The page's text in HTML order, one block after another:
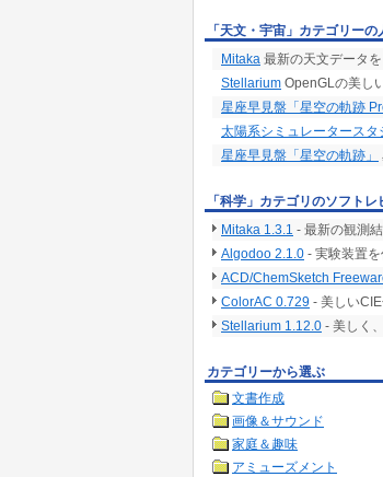
「天文・宇宙」カテゴリー
Mitaka 最新の天文データ
Stellarium OpenGLの美し
星座早見盤「星空の軌跡
太陽系シミュレータースタ
星座早見盤「星空の軌跡」
「科学」カテゴリのソフトレ
Mitaka 1.3.1 - 最新の観測
Algodoo 2.1.0 - 実験装置
ACD/ChemSketch
ColorAC 0.729 - 美しい
Stellarium 1.12.0 - 美しく
カテゴリーから選ぶ
文書作成
画像＆サウンド
家庭＆趣味
アミューズメント